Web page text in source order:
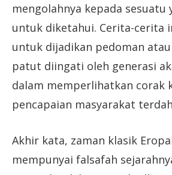
mengolahnya kepada sesuatu
untuk diketahui. Cerita-cerita
untuk dijadikan pedoman
patut diingati oleh generasi
dalam memperlihatkan corak
pencapaian masyarakat
Akhir kata, zaman klasik
mempunyai falsafah